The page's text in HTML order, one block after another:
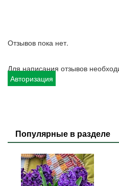
Отзывов пока нет.
Для написания отзывов
Авторизация
Популярные в разделе